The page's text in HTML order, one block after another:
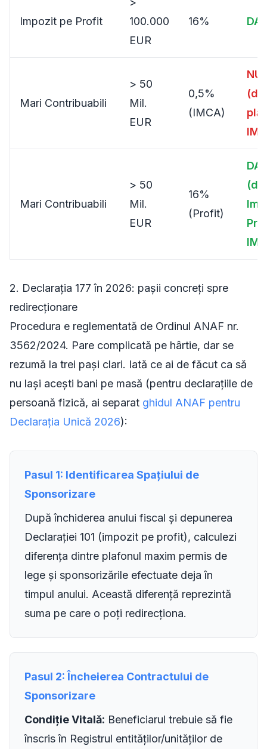
Impozit pe Profit
100.000
EUR
16% DA
Mari Contribuabili
> 50
Mil.
EUR
0,5%
(IMCA)
NU
Mari Contribuabili
> 50
Mil.
EUR
16%
(Profit)
DA
2. Declarația 177 în 2026: pașii concreți spre
redirecționare
Procedura e reglementată de Ordinul ANAF nr.
3562/2024. Pare complicată pe hârtie, dar se
rezumă la trei pași clari. Iată ce ai de făcut ca să
nu lași acești bani pe masă (pentru declarațiile de
persoană fizică, ai separat ghidul ANAF pentru
Declarația Unică 2026):
Pasul 1: Identificarea Spațiului de
Sponsorizare
După închiderea anului fiscal și depunerea
Declarației 101 (impozit pe profit), calculezi
diferența dintre plafonul maxim permis de
lege și sponsorizările efectuate deja în
timpul anului. Această diferență reprezintă
suma pe care o poți redirecționa.
Pasul 2: Încheierea Contractului de
Sponsorizare
Condiție Vitală: Beneficiarul trebuie să fie
înscris în Registrul entităților/unităților de